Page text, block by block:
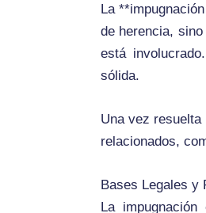
La
de herencia,
está
sólida.
Una vez
relacionados,
Bases Legales y
La